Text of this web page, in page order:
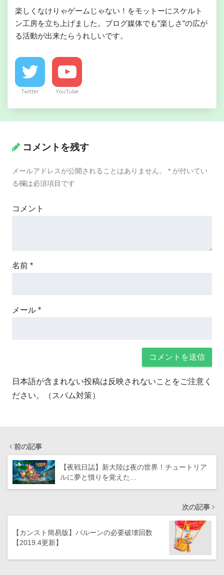
楽しくなけりゃゲームじゃない！をモットーにスケルト
ン工房を立ち上げました。ブログ媒体でも”楽しさ”の広が
る活動が出来たらうれしいです。
Twitter YouTube
コメントを残す
メールアドレスが公開されることはありません。 * が付いてい
る欄は必須項目です
コメント
名前 *
メール *
日本語が含まれない投稿は反映されないことをご注意く
ださい。（スパム対策）
前の記事
【夜戦日誌】新大陸は夜の世界！チュートリア
ルに夢と憤りを覚えた…
次の記事
【カンスト簡易版】バルーンの必要破壊回数
【2019.4更新】